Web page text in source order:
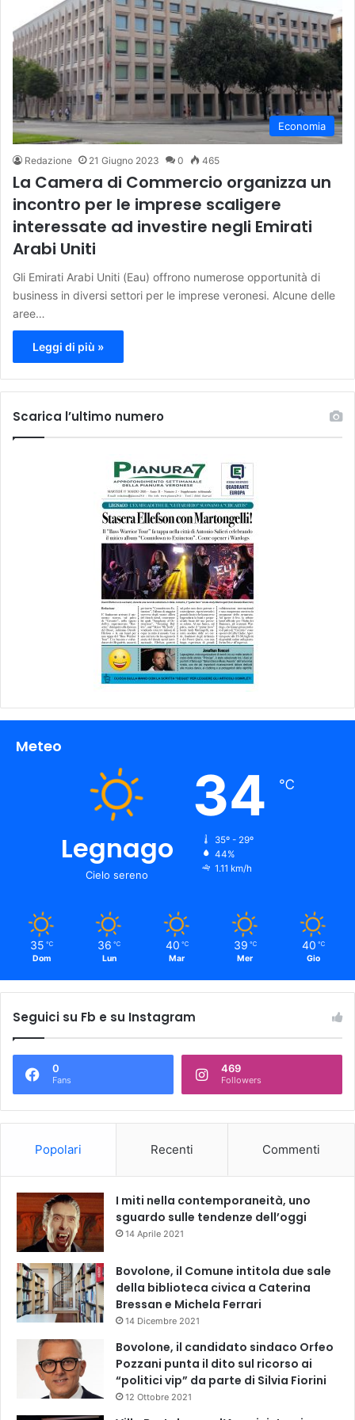
Economia
Redazione 21 Giugno 2023 0 465
La Camera di Commercio organizza un
incontro per le imprese scaligere
interessate ad investire negli Emirati
Arabi Uniti
Gli Emirati Arabi Uniti (Eau) offrono numerose opportunità di
business in diversi settori per le imprese veronesi. Alcune delle
aree…
Leggi di più »
Scarica l’ultimo numero
Meteo
Legnago
Cielo sereno
34 ℃
35º - 29º
44%
1.11 km/h
35 ℃
Dom
36 ℃
Lun
40 ℃
Mar
39 ℃
Mer
40 ℃
Gio
Seguici su Fb e su Instagram
0
Fans
469
Followers
Popolari Recenti Commenti
I miti nella contemporaneità, uno
sguardo sulle tendenze dell’oggi
14 Aprile 2021
Bovolone, il Comune intitola due sale
della biblioteca civica a Caterina
Bressan e Michela Ferrari
14 Dicembre 2021
Bovolone, il candidato sindaco Orfeo
Pozzani punta il dito sul ricorso ai
“politici vip” da parte di Silvia Fiorini
12 Ottobre 2021